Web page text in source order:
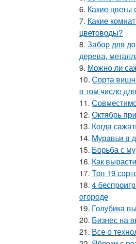
6. Какие цветы
7. Какие
цветоводы?
8. Забор для
дерева,
9. Можно ли
10. Сорта
в том числе
11.
12. Октябрь
13. Когда
14. Муравьи в
15. Борьба с
16. Как
17. Топ 19
18. 4
огороде
19. Голубика
20. Бизнес на
21. Все о